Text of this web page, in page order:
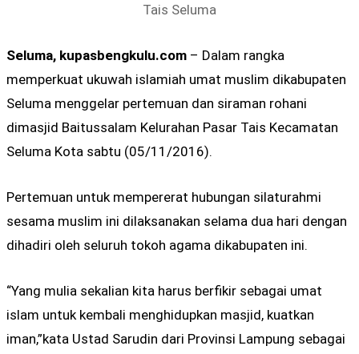
Tais Seluma
Seluma, kupasbengkulu.com – Dalam rangka
memperkuat ukuwah islamiah umat muslim dikabupaten
Seluma menggelar pertemuan dan siraman rohani
dimasjid Baitussalam Kelurahan Pasar Tais Kecamatan
Seluma Kota sabtu (05/11/2016).
Pertemuan untuk mempererat hubungan silaturahmi
sesama muslim ini dilaksanakan selama dua hari dengan
dihadiri oleh seluruh tokoh agama dikabupaten ini.
“Yang mulia sekalian kita harus berfikir sebagai umat
islam untuk kembali menghidupkan masjid, kuatkan
iman,”kata Ustad Sarudin dari Provinsi Lampung sebagai